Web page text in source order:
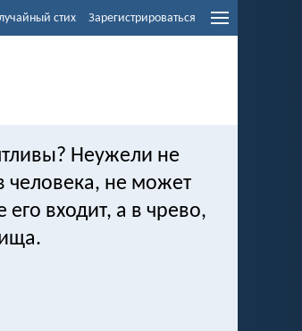
стих Зарегистрироваться
Неужели не
человека, не может
его входит, а в чрево,